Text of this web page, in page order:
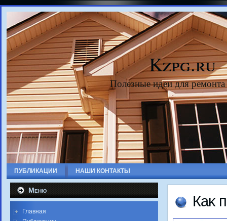
Kzpg.ru
Полезные идеи для
ПУБЛИКАЦИИ НАШИ КОНТАКТЫ
Меню
Главная
Каκ